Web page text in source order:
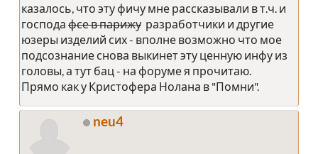
казалось, что эту фичу мне рассказывали в т.ч. и
господа фсе в парижу разработчики и другие
юзеры изделий сих - вполне возможно что мое
подсознание снова выкинет эту ценную инфу из
головы, а тут бац - на форуме я прочитаю.
Прямо как у Кристофера Нолана в "Помни".
neu4